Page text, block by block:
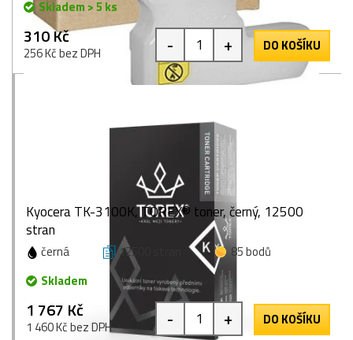
Skladem > 5 ks
310 Kč
256 Kč bez DPH - + DO KOŠÍKU
Kyocera TK-3100K, TOREX® toner, černý, 12500
stran
černá 12500 stran
85 bodů
Skladem
1 767 Kč
1 460 Kč bez DPH - + DO KOŠÍKU